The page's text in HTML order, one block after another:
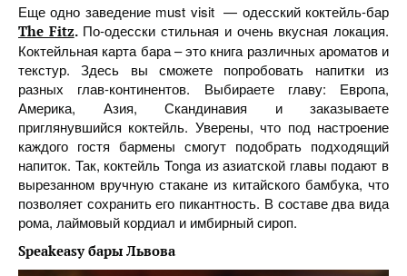
Еще одно заведение must visit — одесский коктейль-бар
The Fitz.По-одесски стильная и очень вкусная локация.
Коктейльная карта бара – это книга различных ароматов и
текстур. Здесь вы сможете попробовать напитки из
разных глав-континентов. Выбираете главу: Европа,
Америка, Азия, Скандинавия и заказываете
приглянувшийся коктейль. Уверены, что под настроение
каждого гостя бармены смогут подобрать подходящий
напиток. Так, коктейль Tonga из азиатской главы подают в
вырезанном вручную стакане из китайского бамбука, что
позволяет сохранить его пикантность. В составе два вида
рома, лаймовый кордиал и имбирный сироп.
Speakeasyбары Львова